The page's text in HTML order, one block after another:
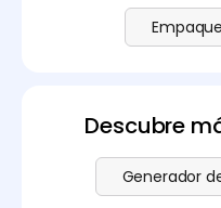
Descubre
Generador